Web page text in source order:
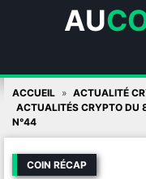
AU
Skip
content
ACCUEIL ACTUALITÉ
ACTUALITÉS CRYPTO DU
N°44
COIN RÉCAP